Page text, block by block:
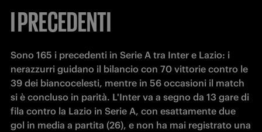
I PRECEDENTI
Sono 165 i precedenti in Serie A tra Inter e Lazio: i
nerazzurri guidano il bilancio con 70 vittorie contro le
39 dei biancocelesti, mentre in 56 occasioni il match
si è concluso in parità. L'Inter va a segno da 13 gare di
fila contro la Lazio in Serie A, con esattamente due
gol in media a partita (26), e non ha mai registrato una